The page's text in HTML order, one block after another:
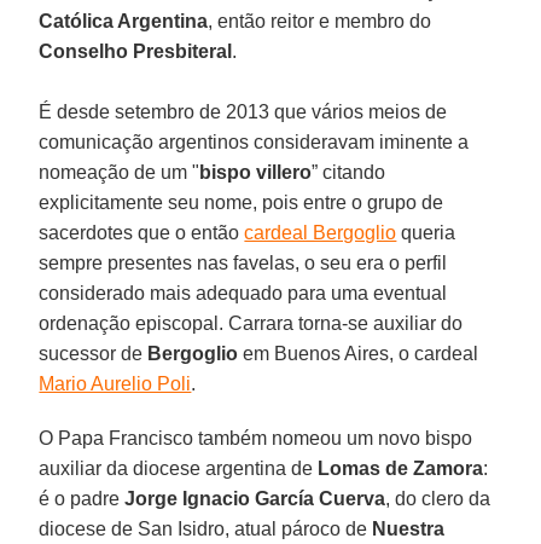
Católica Argentina, então reitor e membro do
Conselho Presbiteral .
É desde setembro de 2013 que vários meios de
comunicação argentinos consideravam iminente a
nomeação de um " bispo villero” citando
explicitamente seu nome, pois entre o grupo de
sacerdotes que o entãocardeal Bergoglio queria
sempre presentes nas favelas, o seu era o perfil
considerado mais adequado para uma eventual
ordenação episcopal. Carrara torna-se auxiliar do
sucessor de Bergoglio em Buenos Aires, o cardeal
Mario Aurelio Poli.
O Papa Francisco também nomeou um novo bispo
auxiliar da diocese argentina de Lomas de Zamora:
é o padreJorge Ignacio García Cuerva, do clero da
diocese de San Isidro, atual pároco de Nuestra